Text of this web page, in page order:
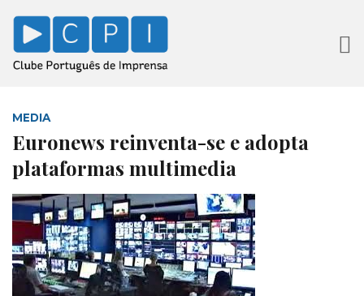
MEDIA
Euronews reinventa-se e adopta
plataformas multimedia